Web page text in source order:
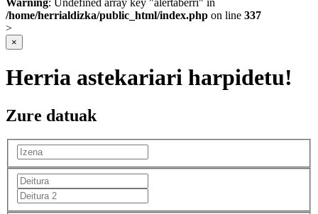
/home/herrialdizka/public_html/index.php on line 337
>
×
Herria astekariari harpidetu!
Zure datuak